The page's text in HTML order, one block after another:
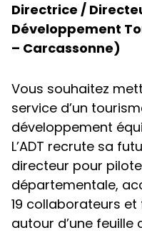
Directrice /
Développement
– Carcassonne)
Vous souhaitez
service d’un
développement
L’ADT recrute sa
directeur pour
départementale,
19 collaborateurs
autour d’une